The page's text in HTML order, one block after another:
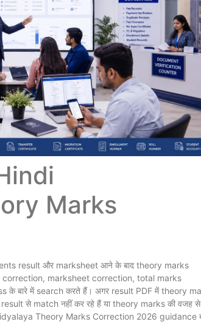
Marks
result और marksheet आने के बाद theory marks
marksheet correction, total marks
बारे में search करते हैं। अगर result PDF में theory
से match नहीं कर रहे हैं या theory marks की वजह से
Theory Marks Correction 2026 guidance